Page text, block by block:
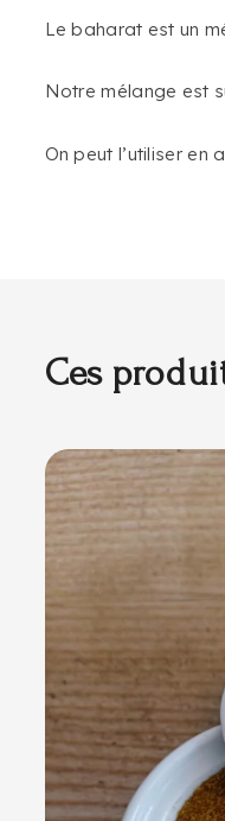
Le baharat est un
Notre mélange est
On peut l’utiliser en
Ces